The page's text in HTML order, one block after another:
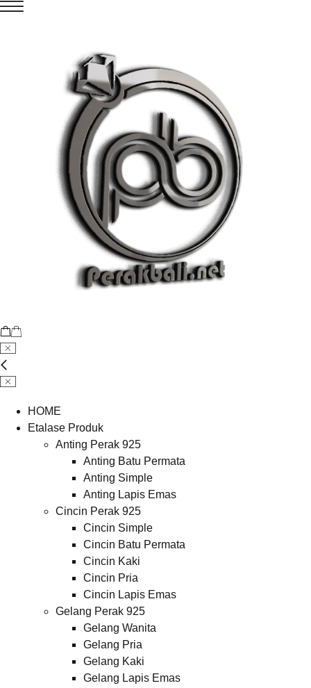
HOME
Etalase Produk
Anting Perak 925
Anting Batu Permata
Anting Simple
Anting Lapis Emas
Cincin Perak 925
Cincin Simple
Cincin Batu Permata
Cincin Kaki
Cincin Pria
Cincin Lapis Emas
Gelang Perak 925
Gelang Wanita
Gelang Pria
Gelang Kaki
Gelang Lapis Emas